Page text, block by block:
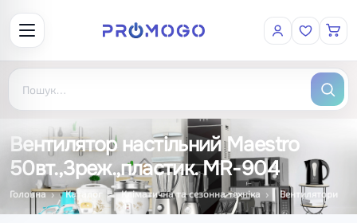
Вентилятор настільний Maestro
50вт.,3реж.,пластик. MR-904
Головна Каталог Кліматична та сезонна техніка Вентилятори